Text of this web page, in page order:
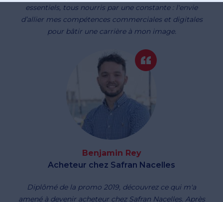
essentiels, tous nourris par une constante : l'envie
d’allier mes compétences commerciales et digitales
pour bâtir une carrière à mon image.
Benjamin Rey
Acheteur chez Safran Nacelles
Diplômé de la promo 2019, découvrez ce qui m'a
amené à devenir acheteur chez Safran Nacelles. Après